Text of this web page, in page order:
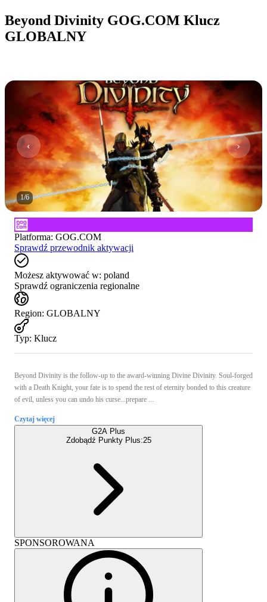
Beyond Divinity GOG.COM Klucz
GLOBALNY
1/6
Platforma: GOG.COM
Sprawdź przewodnik aktywacji
Możesz aktywować w: poland
Sprawdź ograniczenia regionalne
Region: GLOBALNY
Typ: Klucz
Beyond Divinity is the follow-up to the award-winning Divine Divinity. Soul-forged
with a Death Knight, your fate is to spend the rest of eternity bonded to this creature
of evil, unless you can undo his curse...prepare ...
Czytaj więcej
G2A Plus
Zdobądź Punkty Plus:25
SPONSOROWANA